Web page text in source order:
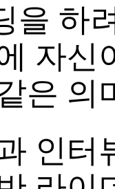
을 하
자신
은 의
인터